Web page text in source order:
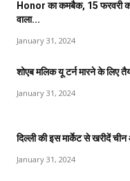
Honor का कमबैक, 15 फरवरी
वाला...
January 31, 2024
शोएब मलिक यू टर्न मारने के लिए
January 31, 2024
दिल्ली की इस मार्केट से खरीदें
January 31, 2024